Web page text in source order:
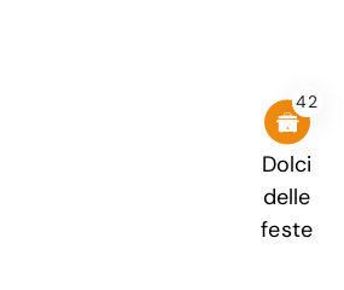
42
Dolci
delle
feste